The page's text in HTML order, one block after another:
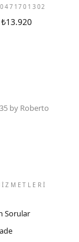
₺13.920
by Roberto
Sorular